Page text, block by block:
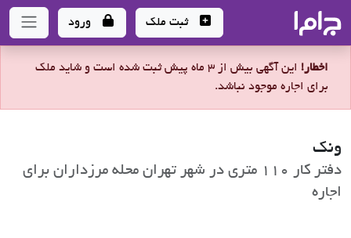
- سامانه جامع املاک و مشاورین املاک
ثبت ملک ورود
اخطار!
این آگهی بیش از 3 ماه پیش ثبت شده است و شاید ملک
برای اجاره موجود نباشد.
ونک
دفتر کار 110 متری در شهر تهران محله مرزداران برای
اجاره